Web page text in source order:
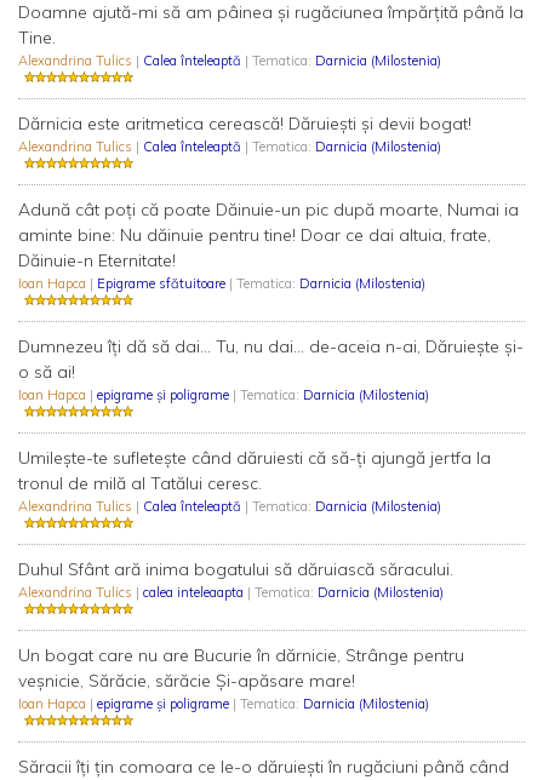
Doamne ajută-mi să am pâinea și rugăciunea împărțită până la
Tine.
Alexandrina Tulics | Calea înteleaptă | Tematica: Darnicia (Milostenia)
Dărnicia este aritmetica cerească! Dăruiești și devii bogat!
Alexandrina Tulics | Calea înteleaptă | Tematica: Darnicia (Milostenia)
Adună cât poți că poate Dăinuie-un pic după moarte, Numai ia
aminte bine: Nu dăinuie pentru tine! Doar ce dai altuia, frate,
Dăinuie-n Eternitate!
Ioan Hapca | Epigrame sfătuitoare | Tematica: Darnicia (Milostenia)
Dumnezeu îți dă să dai... Tu, nu dai... de-aceia n-ai, Dăruiește și-
o să ai!
Ioan Hapca | epigrame și poligrame | Tematica: Darnicia (Milostenia)
Umilește-te sufletește când dăruiesti că să-ți ajungă jertfa la
tronul de milă al Tatălui ceresc.
Alexandrina Tulics | Calea înteleaptă | Tematica: Darnicia (Milostenia)
Duhul Sfânt ară inima bogatului să dăruiască săracului.
Alexandrina Tulics | calea inteleaapta | Tematica: Darnicia (Milostenia)
Un bogat care nu are Bucurie în dărnicie, Strânge pentru
veșnicie, Sărăcie, sărăcie Și-apăsare mare!
Ioan Hapca | epigrame și poligrame | Tematica: Darnicia (Milostenia)
Săracii îți țin comoara ce le-o dăruiești în rugăciuni până când